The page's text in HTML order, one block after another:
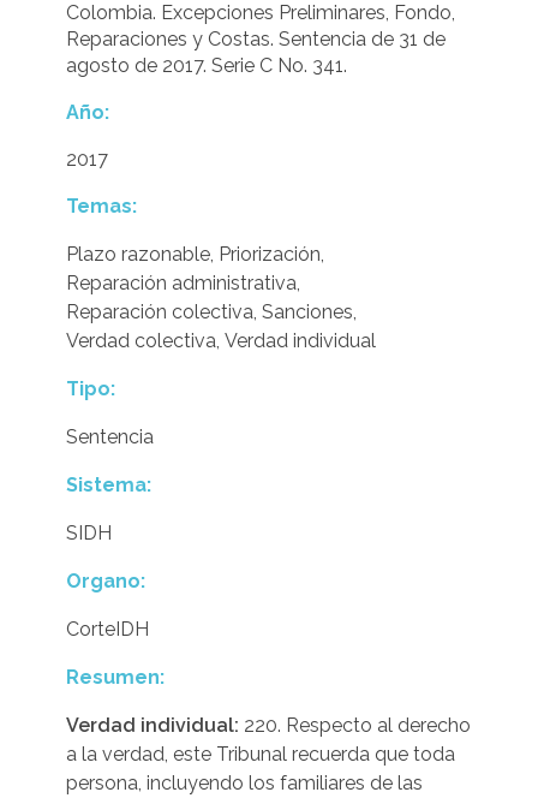
Colombia. Excepciones Preliminares, Fondo,
Reparaciones y Costas. Sentencia de 31 de
agosto de 2017. Serie C No. 341.
Año:
2017
Temas:
Plazo razonable, Priorización,
Reparación administrativa,
Reparación colectiva, Sanciones,
Verdad colectiva, Verdad individual
Tipo:
Sentencia
Sistema:
SIDH
Organo:
CorteIDH
Resumen:
Verdad individual: 220. Respecto al derecho
a la verdad, este Tribunal recuerda que toda
persona, incluyendo los familiares de las